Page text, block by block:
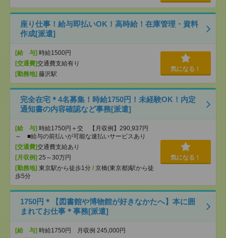
座り仕事！給与即払いOK！高時給！在庫管理・資料
作成[派遣]
[給 与] 時給1500円
[交通費]交通費支給有り
[勤務地] 藤沢駅
気になる！
完全在宅＊4名募集！時給1750円！未経験OK！内定
通知書の内容確認など事務[派遣]
[給 与] 時給1750円＋交 【月収例】290,937円
～ ■給与の前払いが可能な速払いサービスあり
[交通費]交通費支給あり
[月収例] 25～30万円
[勤務地] 東京駅から徒歩1分 / 京橋(東京都)駅から徒
歩5分
気になる！
1750円＊【図書館や博物館が好きなかたへ】本に囲
まれてお仕事＊事務[派遣]
[給 与] 時給1750円 月収例 245,000円